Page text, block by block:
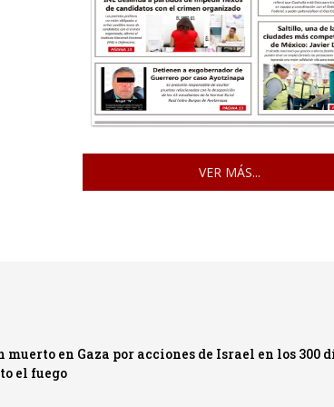
VER MÁS...
muerto en Gaza por acciones de Israel en los 300
el fuego